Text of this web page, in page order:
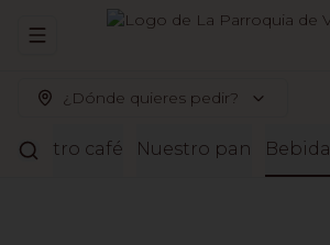
Abrir menu de navegación
¿Dónde quieres pedir?
Nuestro café Nuestro pan